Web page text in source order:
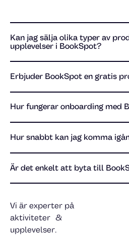
Kan jag sälja olika typer av
upplevelser i BookSpot?
Erbjuder BookSpot en gratis
Hur fungerar onboarding med
Hur snabbt kan jag komma
Är det enkelt att byta till
Vi är experter på
aktiviteter &
upplevelser.